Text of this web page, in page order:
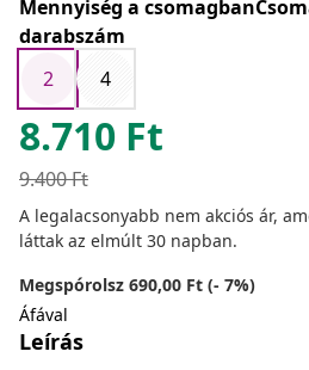
Mennyiség a
darabszám
2
4
8.710 Ft
9.400Ft
A legalacsonyabb nem akciós ár,
láttak az elmúlt 30 napban.
Megspórolsz 690,00 Ft (- 7%)
Áfával
Leírás